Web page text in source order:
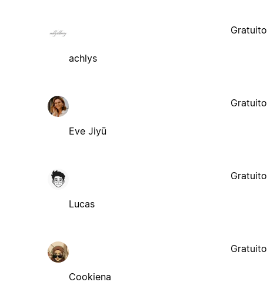
achlys
Gratuito
Eve Jiyū
Gratuito
Lucas
Gratuito
Cookiena
Gratuito